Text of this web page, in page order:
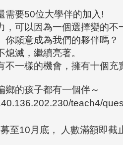
需要50位大學伴的加入!
，可以因為一個選擇變的不
你願意成為我們的夥伴嗎？
滅，繼續亮著。
不一樣的機會，擁有十個充
鄉的孩子都有一個伴～
teach4/
至10月底， 人數滿額即截